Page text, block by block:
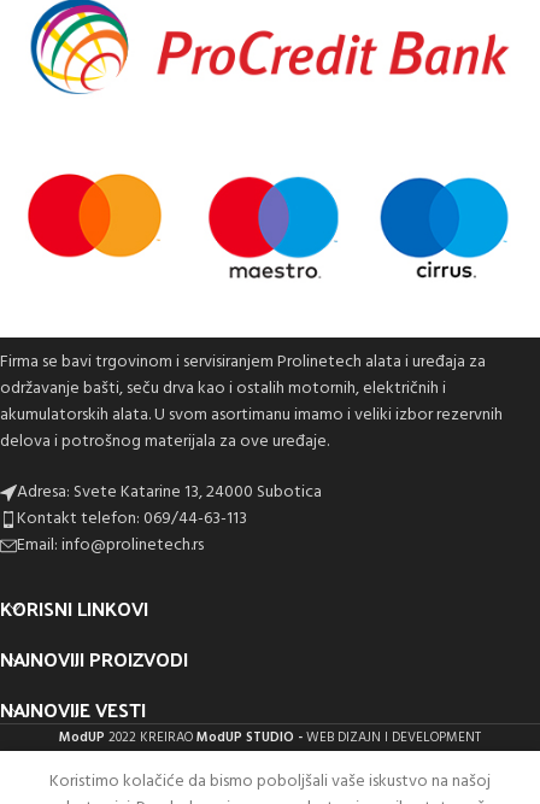
Firma se bavi trgovinom i servisiranjem Prolinetech alata i uređaja za
održavanje bašti, seču drva kao i ostalih motornih, električnih i
akumulatorskih alata. U svom asortimanu imamo i veliki izbor rezervnih
delova i potrošnog materijala za ove uređaje.
Adresa: Svete Katarine 13, 24000 Subotica
Kontakt telefon: 069/44-63-113
Email: info@prolinetech.rs
KORISNI LINKOVI
NAJNOVIJI PROIZVODI
NAJNOVIJE VESTI
ModUP 2022 KREIRAOModUP STUDIO -WEB DIZAJN I DEVELOPMENT
Koristimo kolačiće da bismo poboljšali vaše iskustvo na našoj
Motorna